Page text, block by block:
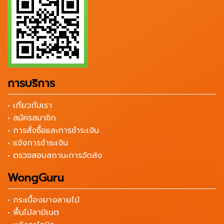
การบริการ
• เกี่ยวกับเรา
• สมัครสมาชิก
• การสั่งซื้อและการชำระเงิน
• แจ้งการชำระเงิน
• ตรวจสอบสถานะการจัดส่ง
WongGuru
• กระเบื้องยางลายไม้
• พื้นไม้ลามิเนต